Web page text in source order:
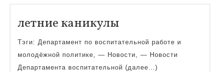
летние каникулы
каникулы
Тэги: Департамент по воспитательной работе и
молодёжной политике, — Новости, — Новости
Департамента воспитательной (далее…)